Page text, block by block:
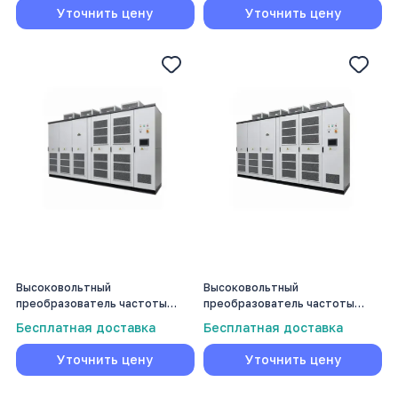
Уточнить цену Уточнить цену
Высоковольтный
преобразователь частоты
Бесплатная доставка
Уточнить цену
Высоковольтный
преобразователь частоты
Бесплатная доставка
Уточнить цену